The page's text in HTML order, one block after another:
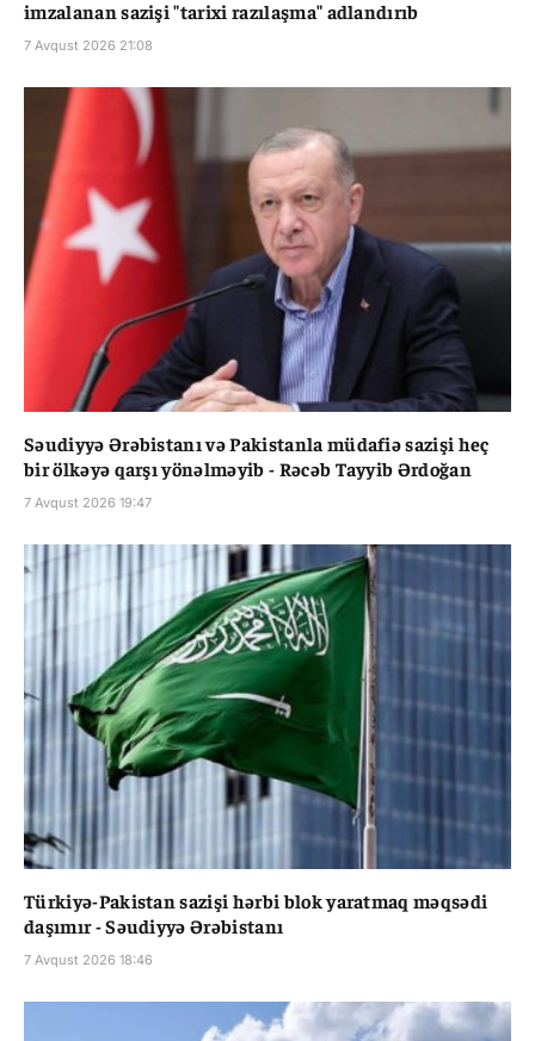
imzalanan sazişi "tarixi razılaşma" adlandırıb
7 Avqust 2026 21:08
Səudiyyə Ərəbistanı və Pakistanla müdafiə sazişi heç
bir ölkəyə qarşı yönəlməyib - Rəcəb Tayyib Ərdoğan
7 Avqust 2026 19:47
Türkiyə-Pakistan sazişi hərbi blok yaratmaq məqsədi
daşımır - Səudiyyə Ərəbistanı
7 Avqust 2026 18:46